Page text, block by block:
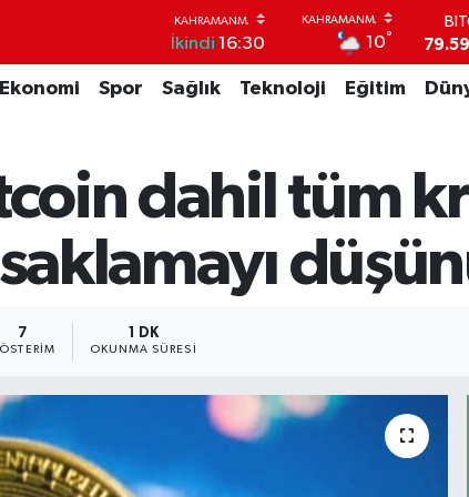
İkindi 16:30 10°
Ekonomi Spor Sağlık Teknoloji Eğitim
dahil tüm
7 1 DK
OKUNMA SÜRESI